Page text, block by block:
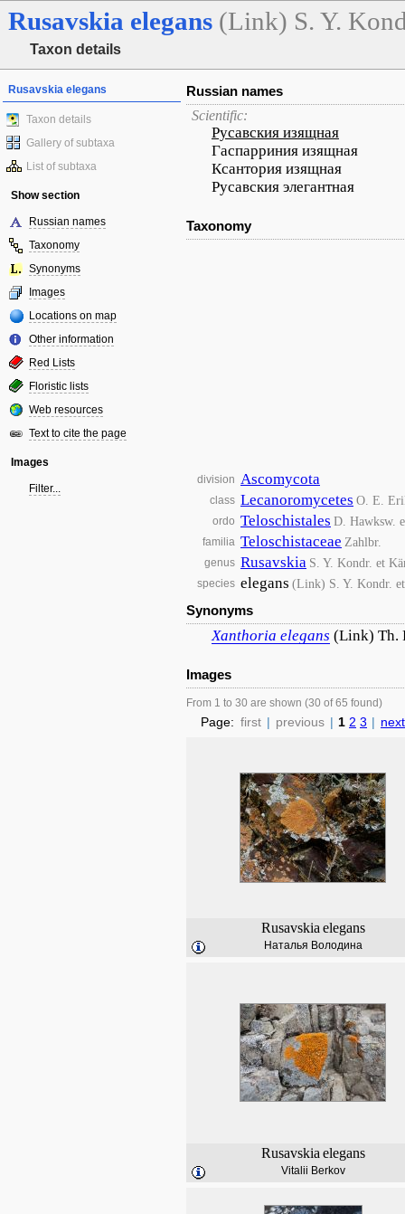
Rusavskia elegans (Link) S. Y.
Taxon details
Rusavskia elegans
Taxon details
Gallery of subtaxa
List of subtaxa
Show section
Russian names
Taxonomy
Synonyms
Images
Locations on map
Other information
Red Lists
Floristic lists
Web resources
Text to cite the page
Images
Filter...
Russian names
Scientific:
Русавския изящная
Гаспарриния изящная
Ксантория изящная
Русавския элегантная
Taxonomy
division Ascomycota
class Lecanoromycetes O. E.
ordo Teloschistales D. Hawksw.
familia Teloschistaceae Zahlbr.
genus Rusavskia S. Y. Kondr. et
species elegans (Link) S. Y. Kondr.
Synonyms
Xanthoria elegans (Link) Th.
Images
From 1 to 30 are shown (30 of 65 found)
Page: first | previous | 1 2 3 | next
Rusavskia elegans
Наталья Володина
Rusavskia elegans
Vitalii Berkov